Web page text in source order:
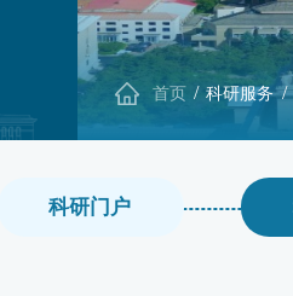
首页 科研服务
科研门户